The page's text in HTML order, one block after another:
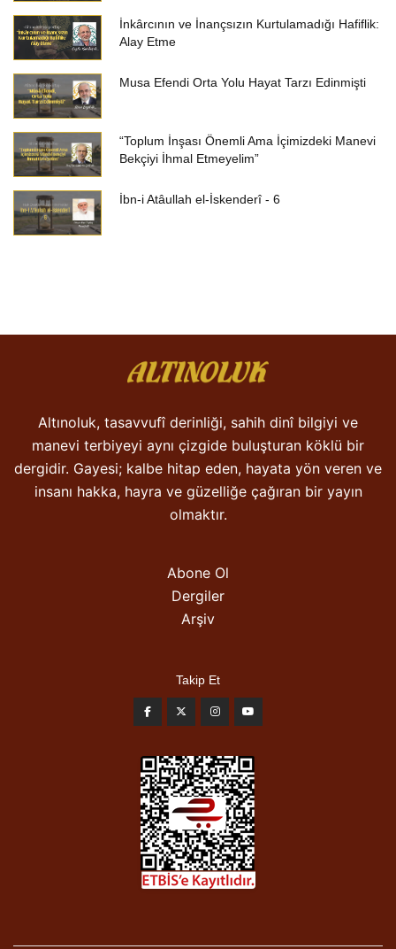
İnkârcının ve İnançsızın Kurtulamadığı Hafiflik:
Alay Etme
Musa Efendi Orta Yolu Hayat Tarzı Edinmişti
“Toplum İnşası Önemli Ama İçimizdeki Manevi
Bekçiyi İhmal Etmeyelim”
İbn-i Atâullah el-İskenderî - 6
Altınoluk, tasavvufî derinliği, sahih dinî bilgiyi ve
manevi terbiyeyi aynı çizgide buluşturan köklü bir
dergidir. Gayesi; kalbe hitap eden, hayata yön veren ve
insanı hakka, hayra ve güzelliğe çağıran bir yayın
olmaktır.
Abone Ol
Dergiler
Arşiv
Takip Et